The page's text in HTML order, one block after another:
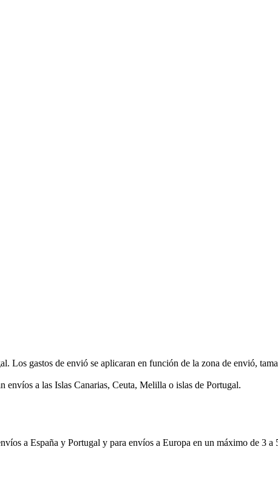
gastos de envió se aplicaran en función de la zona de envió,
envíos a las Islas Canarias, Ceuta, Melilla o islas de Portugal.
a España y Portugal y para envíos a Europa en un máximo de 3 a